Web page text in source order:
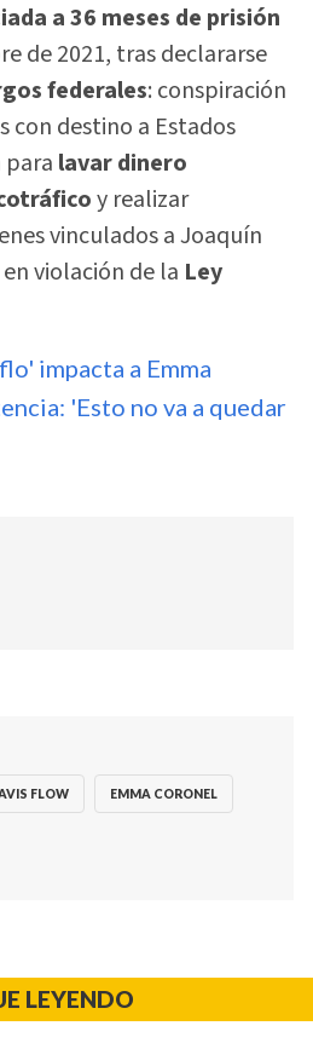
a 36 meses de prisión
de 2021, tras declararse
federales: conspiración
con destino a Estados
para lavar dinero
y realizar
vinculados a Joaquín
violación de la Ley
impacta a Emma
'Esto no va a quedar
FLOW EMMA CORONEL
LEYENDO